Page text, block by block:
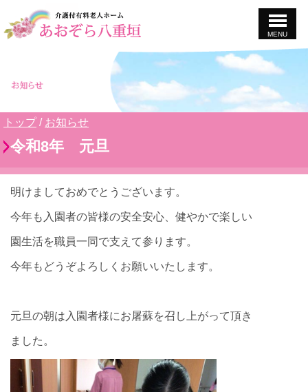
MENU
現
の
置：
トップ/ お知らせ
令和8年 元旦
明けましておめでとうございます。
今年も入園者の皆様の安全安心、健やかで楽しい
園生活を職員一同で支えて参ります。
今年もどうぞよろしくお願いいたします。
元旦の朝は入園者様にお屠蘇を召し上がって頂き
ました。